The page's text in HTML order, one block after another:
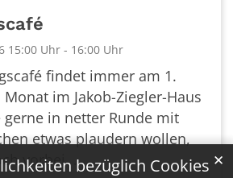
bezüglich Cookies ✕
15:00 Uhr - 16:00 Uhr
findet immer am 1.
im Jakob-Ziegler-Haus
gerne in netter Runde mit
etwas plaudern wollen,
vorbei. ...